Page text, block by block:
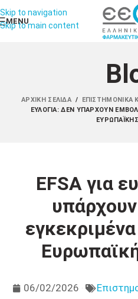
Skip to navigation
Skip to main content
MENU
ΑΡΧΙΚΉ ΣΕΛΊΔΑ / ΕΠΙΣΤΗΜΟΝΙΚΆ
ΕΥΛΟΓΙΆ: ΔΕΝ ΥΠΆΡΧΟΥΝ
EFSA για
06/02/2026